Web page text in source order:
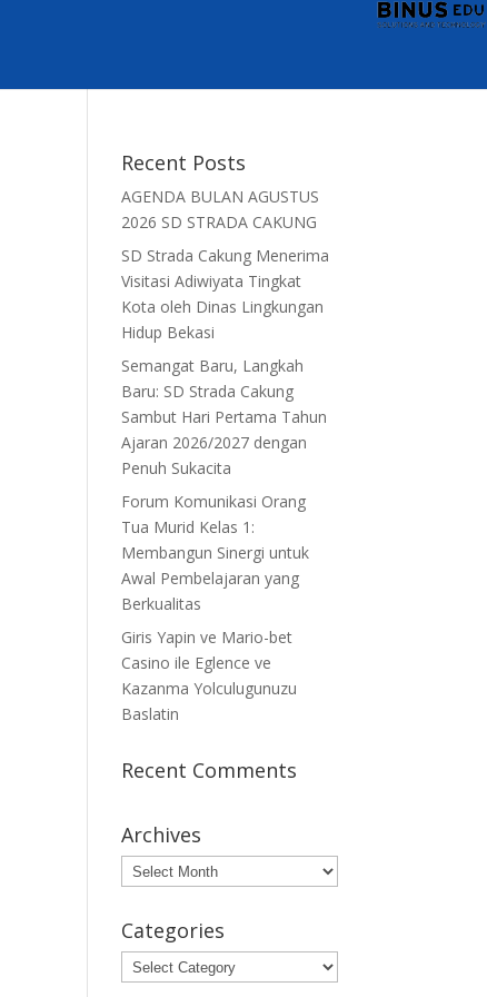
Recent Posts
AGENDA BULAN AGUSTUS
2026 SD STRADA CAKUNG
SD Strada Cakung Menerima
Visitasi Adiwiyata Tingkat
Kota oleh Dinas Lingkungan
Hidup Bekasi
Semangat Baru, Langkah
Baru: SD Strada Cakung
Sambut Hari Pertama Tahun
Ajaran 2026/2027 dengan
Penuh Sukacita
Forum Komunikasi Orang
Tua Murid Kelas 1:
Membangun Sinergi untuk
Awal Pembelajaran yang
Berkualitas
Giris Yapin ve Mario-bet
Casino ile Eglence ve
Kazanma Yolculugunuzu
Baslatin
Recent Comments
Archives
Archives
Categories
Categories